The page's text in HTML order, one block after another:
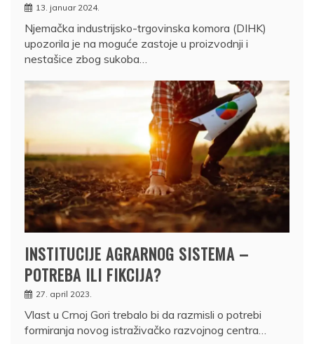
13. januar 2024.
Njemačka industrijsko-trgovinska komora (DIHK)
upozorila je na moguće zastoje u proizvodnji i
nestašice zbog sukoba…
INSTITUCIJE AGRARNOG SISTEMA –
POTREBA ILI FIKCIJA?
27. april 2023.
Vlast u Crnoj Gori trebalo bi da razmisli o potrebi
formiranja novog istraživačko razvojnog centra…